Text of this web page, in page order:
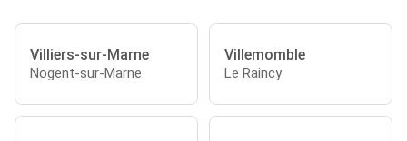
Villiers-sur-Marne
Nogent-sur-Marne
Villemomble
Le Raincy